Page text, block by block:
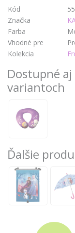
Kód
Značka
Farba
Vhodné pre
Kolekcia
Dostupné
variantoch
Ďalšie